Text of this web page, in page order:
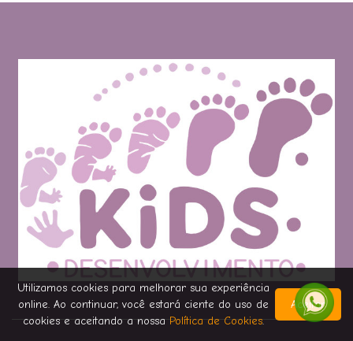
Utilizamos cookies para melhorar sua experiência
online. Ao continuar, você estará ciente do uso de
cookies e aceitando a nossaPolítica de Cookies.
Aceitar